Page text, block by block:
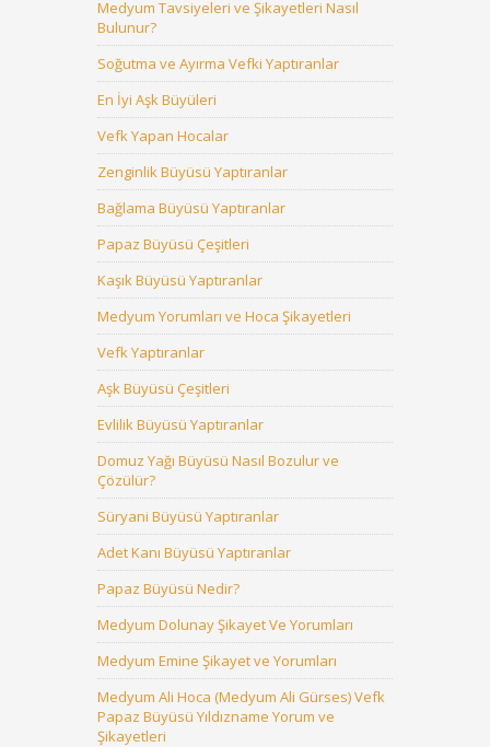
Medyum Tavsiyeleri ve Şikayetleri Nasıl
Bulunur?
Soğutma ve Ayırma Vefki Yaptıranlar
En İyi Aşk Büyüleri
Vefk Yapan Hocalar
Zenginlik Büyüsü Yaptıranlar
Bağlama Büyüsü Yaptıranlar
Papaz Büyüsü Çeşitleri
Kaşık Büyüsü Yaptıranlar
Medyum Yorumları ve Hoca Şikayetleri
Vefk Yaptıranlar
Aşk Büyüsü Çeşitleri
Evlilik Büyüsü Yaptıranlar
Domuz Yağı Büyüsü Nasıl Bozulur ve
Çözülür?
Süryani Büyüsü Yaptıranlar
Adet Kanı Büyüsü Yaptıranlar
Papaz Büyüsü Nedir?
Medyum Dolunay Şikayet Ve Yorumları
Medyum Emine Şikayet ve Yorumları
Medyum Ali Hoca (Medyum Ali Gürses) Vefk
Papaz Büyüsü Yıldızname Yorum ve
Şikayetleri